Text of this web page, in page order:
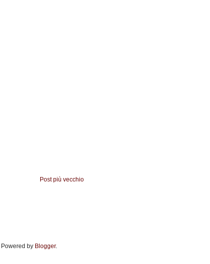
Post più vecchio
by Blogger.